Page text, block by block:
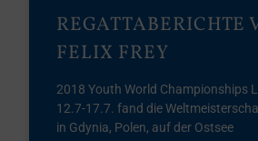
REGATTABERICHTE
FELIX FREY
2018 Youth World Championships
12.7-17.7. fand die
in Gdynia, Polen, auf der Ostsee